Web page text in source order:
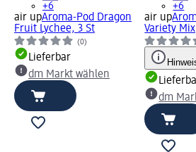
+6
air upAroma-Pod Dragon
Fruit Lychee, 3 St
(0)
Lieferbar
dm Markt wählen
+6
air up
Variety
dm